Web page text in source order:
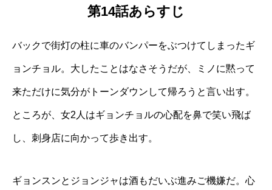
第14話あらすじ
バックで街灯の柱に車のバンパーをぶつけてしまったギ
ョンチョル。大したことはなさそうだが、ミノに黙って
来ただけに気分がトーンダウンして帰ろうと言い出す。
ところが、女2人はギョンチョルの心配を鼻で笑い飛ば
し、刺身店に向かって歩き出す。
ギョンスンとジョンジャは酒もだいぶ進みご機嫌だ。心